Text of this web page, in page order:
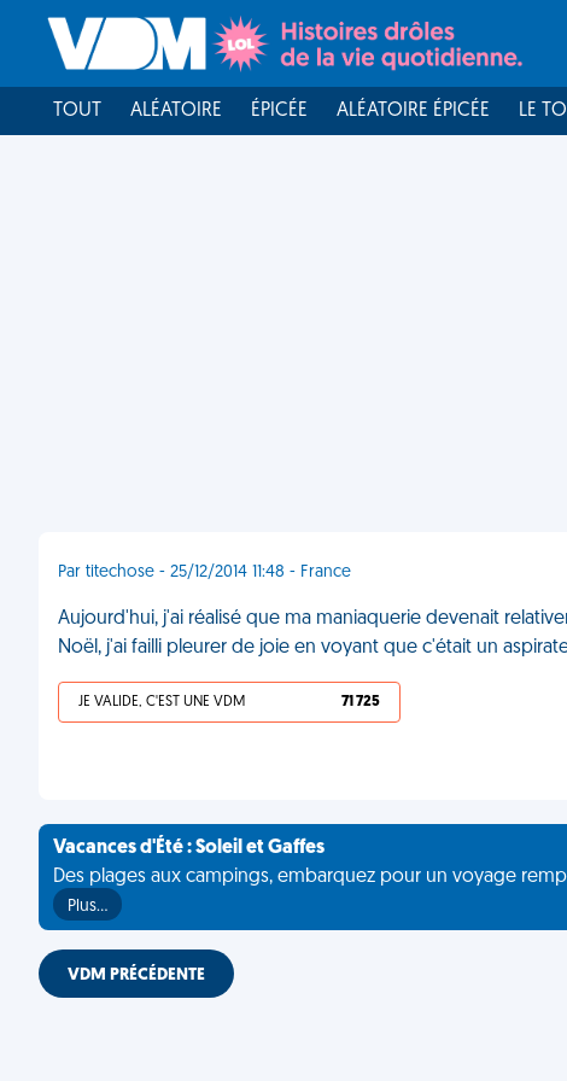
TOUT ALÉATOIRE ÉPICÉE ALÉATOIRE ÉPICÉE LE
Par titechose - 25/12/2014 11:48 - France
Aujourd'hui, j'ai réalisé que ma maniaquerie devenait
Noël, j'ai failli pleurer de joie en voyant que c'était un
JE VALIDE, C'EST UNE VDM 71 725
Vacances d'Été : Soleil et Gaffes
Des plages aux campings, embarquez pour un voyage
Plus…
VDM PRÉCÉDENTE